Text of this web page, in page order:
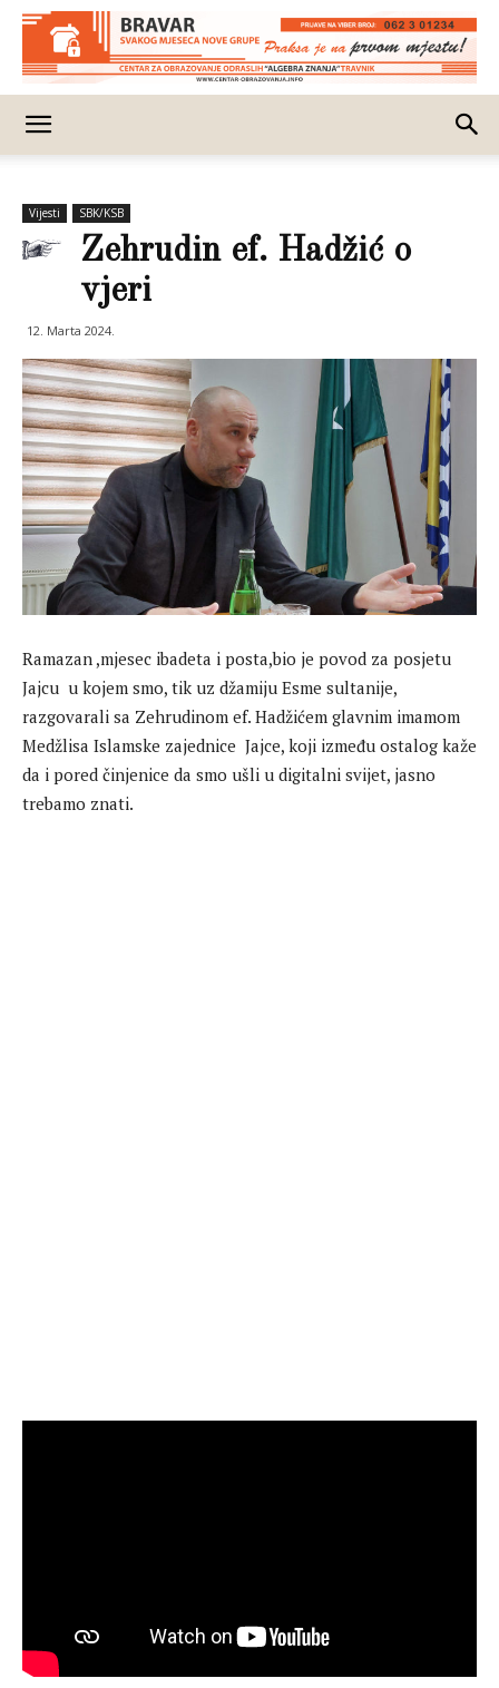
Vijesti SBK/KSB
Zehrudin ef. Hadžić o
vjeri
12. Marta 2024.
Ramazan ,mjesec ibadeta i posta,bio je povod za posjetu
Jajcu u kojem smo, tik uz džamiju Esme sultanije,
razgovarali sa Zehrudinom ef. Hadžićem glavnim imamom
Medžlisa Islamske zajednice Jajce, koji između ostalog kaže
da i pored činjenice da smo ušli u digitalni svijet, jasno
trebamo znati.